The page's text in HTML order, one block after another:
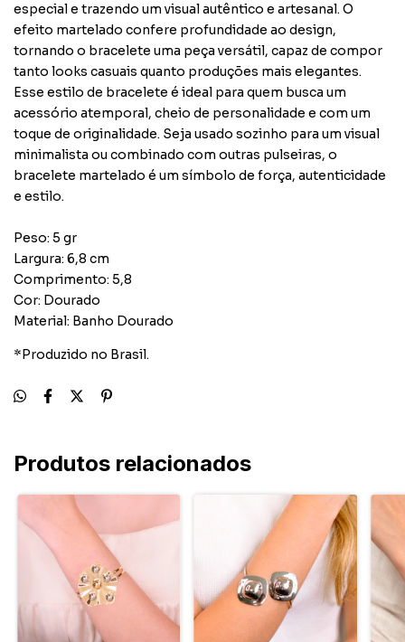
especial e trazendo um visual autêntico e artesanal. O
efeito martelado confere profundidade ao design,
tornando o bracelete uma peça versátil, capaz de compor
tanto looks casuais quanto produções mais elegantes.
Esse estilo de bracelete é ideal para quem busca um
acessório atemporal, cheio de personalidade e com um
toque de originalidade. Seja usado sozinho para um visual
minimalista ou combinado com outras pulseiras, o
bracelete martelado é um símbolo de força, autenticidade
e estilo.
Peso: 5 gr
Largura: 6,8 cm
Comprimento: 5,8
Cor: Dourado
Material: Banho Dourado
*Produzido no Brasil.
Produtos relacionados